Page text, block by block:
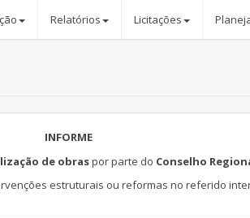
Relatórios Licitações
INFORME
de obraspor parte do Conselho
estruturais ou reformas no referido